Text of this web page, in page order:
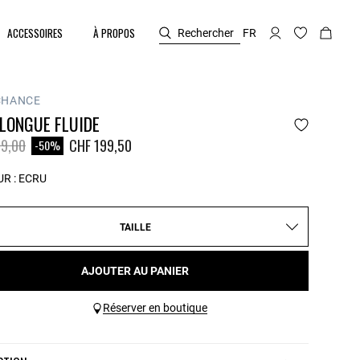
ACCESSOIRES À PROPOS Rechercher FR
FLUIDE
à partir de
à -50% CHF 199,50
: ECRU
TAILLE
AJOUTER AU PANIER
Réserver en boutique